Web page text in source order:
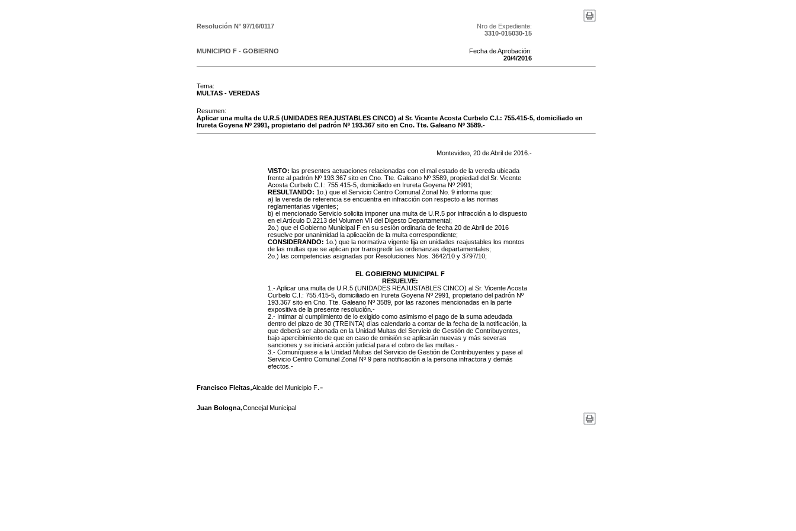
Resolución N° 97/16/0117
Nro de Expediente:
3310-015030-15
MUNICIPIO F - GOBIERNO
Fecha de Aprobación:
20/4/2016
Tema:
MULTAS - VEREDAS
Resumen:
Aplicar una multa de U.R.5 (UNIDADES REAJUSTABLES CINCO) al Sr. Vicente Acosta Curbelo C.I.: 755.415-5, domiciliado en
Irureta Goyena Nº 2991, propietario del padrón Nº 193.367 sito en Cno. Tte. Galeano Nº 3589.-
Montevideo, 20 deAbril de 2016 .-
VISTO: las presentes actuaciones relacionadas con el mal estado de la vereda ubicada
frente al padrón Nº 193.367 sito en Cno. Tte. Galeano Nº 3589, propiedad del Sr. Vicente
Acosta Curbelo C.I.: 755.415-5, domiciliado en Irureta Goyena Nº 2991;
RESULTANDO: 1o.) que el Servicio Centro Comunal Zonal No. 9 informa que:
a) la vereda de referencia se encuentra en infracción con respecto a las normas
reglamentarias vigentes;
b) el mencionado Servicio solicita imponer una multa de U.R.5 por infracción a lo dispuesto
en el Artículo D.2213 del Volumen VII del Digesto Departamental;
2o.) que el Gobierno Municipal F en su sesión ordinaria de fecha 20 de Abril de 2016
resuelve por unanimidad la aplicación de la multa correspondiente;
CONSIDERANDO: 1o.) que la normativa vigente fija en unidades reajustables los montos
de las multas que se aplican por transgredir las ordenanzas departamentales;
2o.) las competencias asignadas por Resoluciones Nos. 3642/10 y 3797/10;
EL GOBIERNO MUNICIPAL F
RESUELVE:
1.- Aplicar una multa de U.R.5 (UNIDADES REAJUSTABLES CINCO) al Sr. Vicente Acosta
Curbelo C.I.: 755.415-5, domiciliado en Irureta Goyena Nº 2991, propietario del padrón Nº
193.367 sito en Cno. Tte. Galeano Nº 3589, por las razones mencionadas en la parte
expositiva de la presente resolución.-
2.- Intimar al cumplimiento de lo exigido como asimismo el pago de la suma adeudada
dentro del plazo de 30 (TREINTA) días calendario a contar de la fecha de la notificación, la
que deberá ser abonada en la Unidad Multas del Servicio de Gestión de Contribuyentes,
bajo apercibimiento de que en caso de omisión se aplicarán nuevas y más severas
sanciones y se iniciará acción judicial para el cobro de las multas.-
3.- Comuníquese a la Unidad Multas del Servicio de Gestión de Contribuyentes y pase al
Servicio Centro Comunal Zonal Nº 9 para notificación a la persona infractora y demás
efectos.-
Francisco Fleitas,Alcalde del Municipio F.-
Juan Bologna,Concejal Municipal